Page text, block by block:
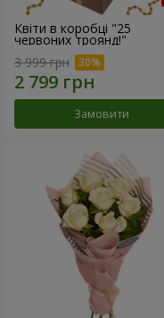
Квіти в коробці "25
червоних троянд!"
3 999 грн
Замовити